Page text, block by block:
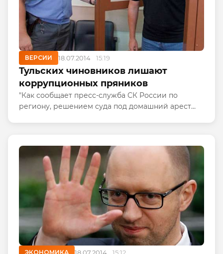
ВЕРСИИ 18.07.2014 15:19
Тульских чиновников лишают
коррупционных пряников
"Как сообщает пресс-служба СК России по
региону, решением суда под домашний арест
ЭКОНОМИКА